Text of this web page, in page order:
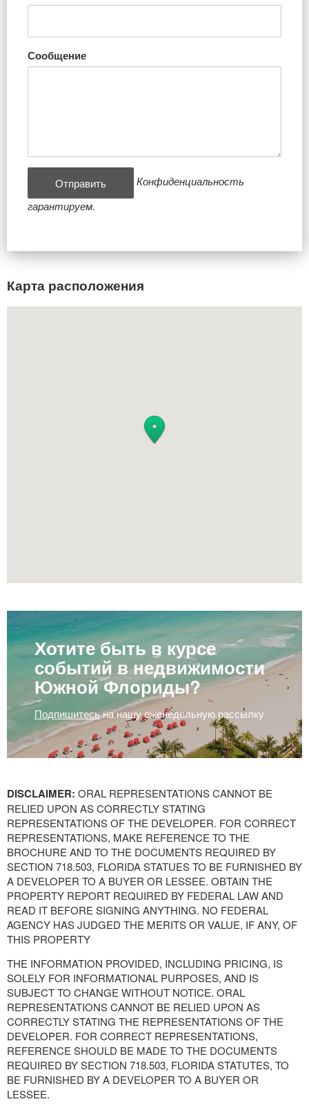
Сообщение
Конфиденциальность
гарантируем.
Карта расположения
Хотите быть в курсе
событий в недвижимости
Южной Флориды?
Подпишитесьна нашу еженедельную рассылку
DISCLAIMER: ORAL REPRESENTATIONS CANNOT BE
RELIED UPON AS CORRECTLY STATING
REPRESENTATIONS OF THE DEVELOPER. FOR CORRECT
REPRESENTATIONS, MAKE REFERENCE TO THE
BROCHURE AND TO THE DOCUMENTS REQUIRED BY
SECTION 718.503, FLORIDA STATUES TO BE FURNISHED BY
A DEVELOPER TO A BUYER OR LESSEE. OBTAIN THE
PROPERTY REPORT REQUIRED BY FEDERAL LAW AND
READ IT BEFORE SIGNING ANYTHING. NO FEDERAL
AGENCY HAS JUDGED THE MERITS OR VALUE, IF ANY, OF
THIS PROPERTY
THE INFORMATION PROVIDED, INCLUDING PRICING, IS
SOLELY FOR INFORMATIONAL PURPOSES, AND IS
SUBJECT TO CHANGE WITHOUT NOTICE. ORAL
REPRESENTATIONS CANNOT BE RELIED UPON AS
CORRECTLY STATING THE REPRESENTATIONS OF THE
DEVELOPER. FOR CORRECT REPRESENTATIONS,
REFERENCE SHOULD BE MADE TO THE DOCUMENTS
REQUIRED BY SECTION 718.503, FLORIDA STATUTES, TO
BE FURNISHED BY A DEVELOPER TO A BUYER OR
LESSEE.